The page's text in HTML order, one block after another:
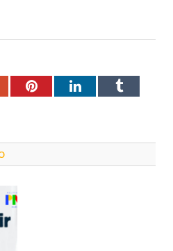
PinterestLinkedInTumblr